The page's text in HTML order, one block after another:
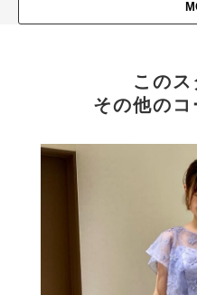
この
その他のコ